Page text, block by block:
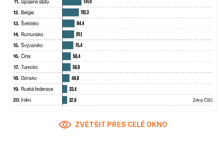
ZVĚTŠIT PŘES CELÉ OKNO